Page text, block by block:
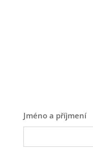
Jméno a příjmení